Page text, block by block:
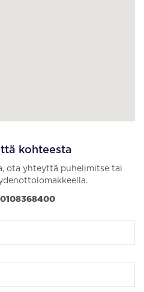
kohteesta
ota yhteyttä puhelimitse tai